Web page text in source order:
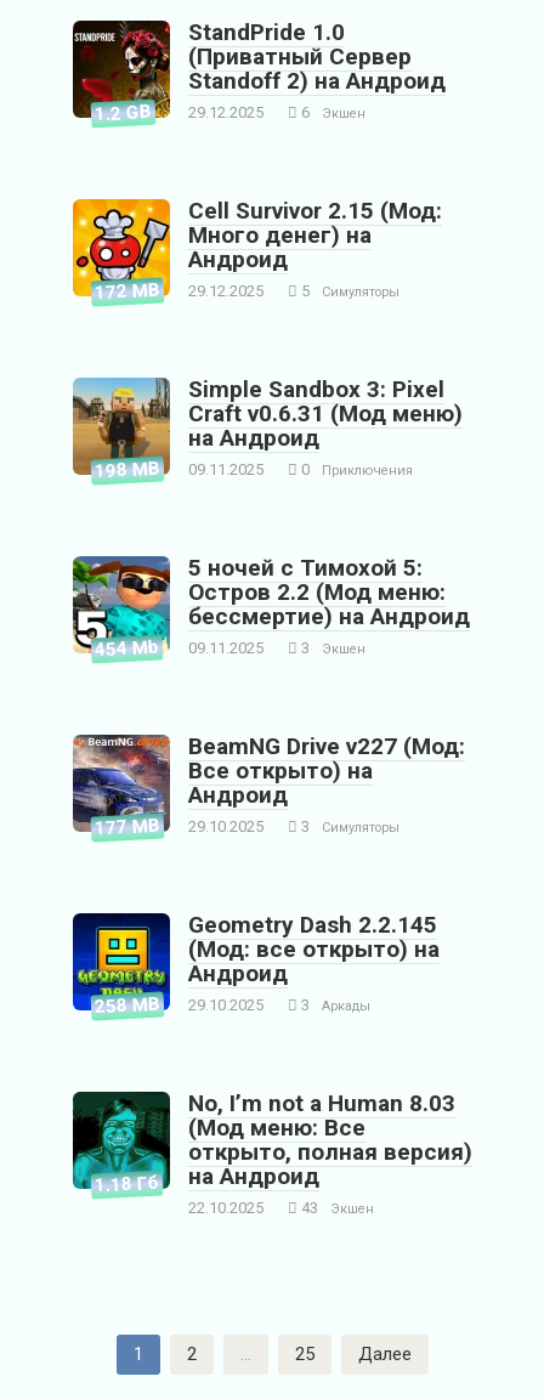
1.2 GB
StandPride 1.0
(Приватный Сервер
Standoff 2) на Андроид
29.12.2025 6 Экшен
172 MB
Cell Survivor 2.15 (Мод:
Много денег) на
Андроид
29.12.2025 5 Симуляторы
198 MB
Simple Sandbox 3: Pixel
Craft v0.6.31 (Мод меню)
на Андроид
09.11.2025 0 Приключения
454 Mb
5 ночей с Тимохой 5:
Остров 2.2 (Мод меню:
бессмертие) на Андроид
09.11.2025 3 Экшен
177 MB
BeamNG Drive v227 (Мод:
Все открыто) на
Андроид
29.10.2025 3 Симуляторы
258 MB
Geometry Dash 2.2.145
(Мод: все открыто) на
Андроид
29.10.2025 3 Аркады
1.18 Гб
No, I’m not a Human 8.03
(Мод меню: Все
открыто, полная версия)
на Андроид
22.10.2025 43 Экшен
1 2 … 25 Далее